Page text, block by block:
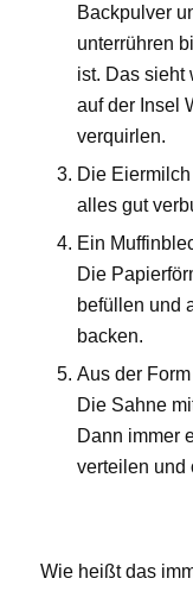
Backpulver
unterrühren
ist. Das sieht
auf der Insel
verquirlen.
Die
alles gut
Ein
Die
befüllen und
backen.
Aus der
Die Sahne
Dann immer
verteilen und
Wie heißt das